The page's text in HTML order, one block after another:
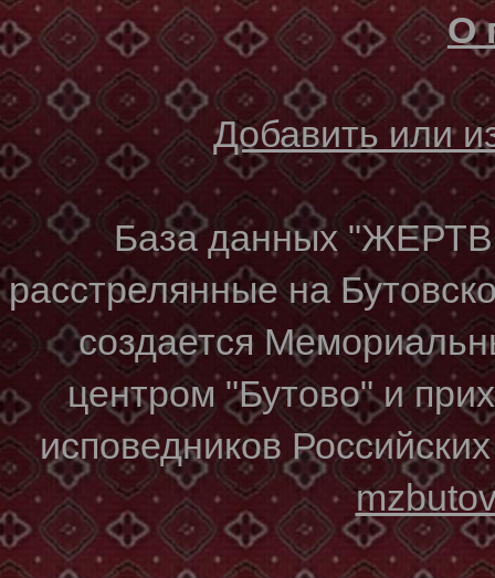
О
Добавить или
База данных
расстрелянные на
создается
центром "Бутово" и
исповедников